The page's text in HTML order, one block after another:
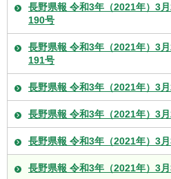
長野県報 令和3年（2021年）3
190号
長野県報 令和3年（2021年）3
191号
長野県報 令和3年（2021年）3
長野県報 令和3年（2021年）3
長野県報 令和3年（2021年）3
長野県報 令和3年（2021年）3